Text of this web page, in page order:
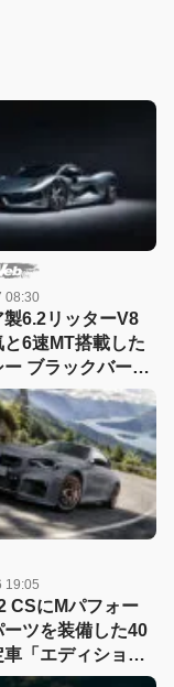
08:30
製6.2リッターV8
と6速MT搭載した
ー ブラックバー
ビュー【動画】
19:05
CSにMパフォー
ーツを装備した40
「エディショ
ジ」が登場！